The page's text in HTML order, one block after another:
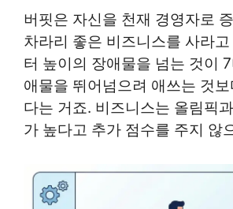
버핏은 자신을 천재 경영자로
차라리 좋은 비즈니스를 사라고
터 높이의 장애물을 넘는 것이
애물을 뛰어넘으려 애쓰는 것
다는 거죠. 비즈니스는 올림픽
가 높다고 추가 점수를 주지 않